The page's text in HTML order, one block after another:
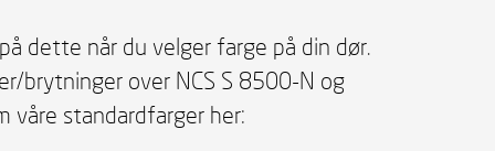
dette når du velger farge på din dør.
brytninger over NCS S 8500-N og
våre standardfarger her: